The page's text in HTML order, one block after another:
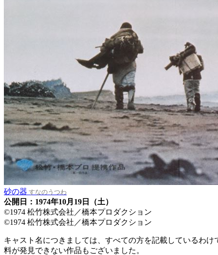
砂の器 すなのうつわ
公開日：1974年10月19日（土）
©1974 松竹株式会社／橋本プロダクション
©1974 松竹株式会社／橋本プロダクション
キャスト名につきましては、すべての方を記載しているわ
料が発見できない作品もございました。